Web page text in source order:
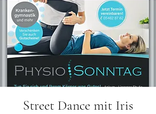
Street Dance mit Iris